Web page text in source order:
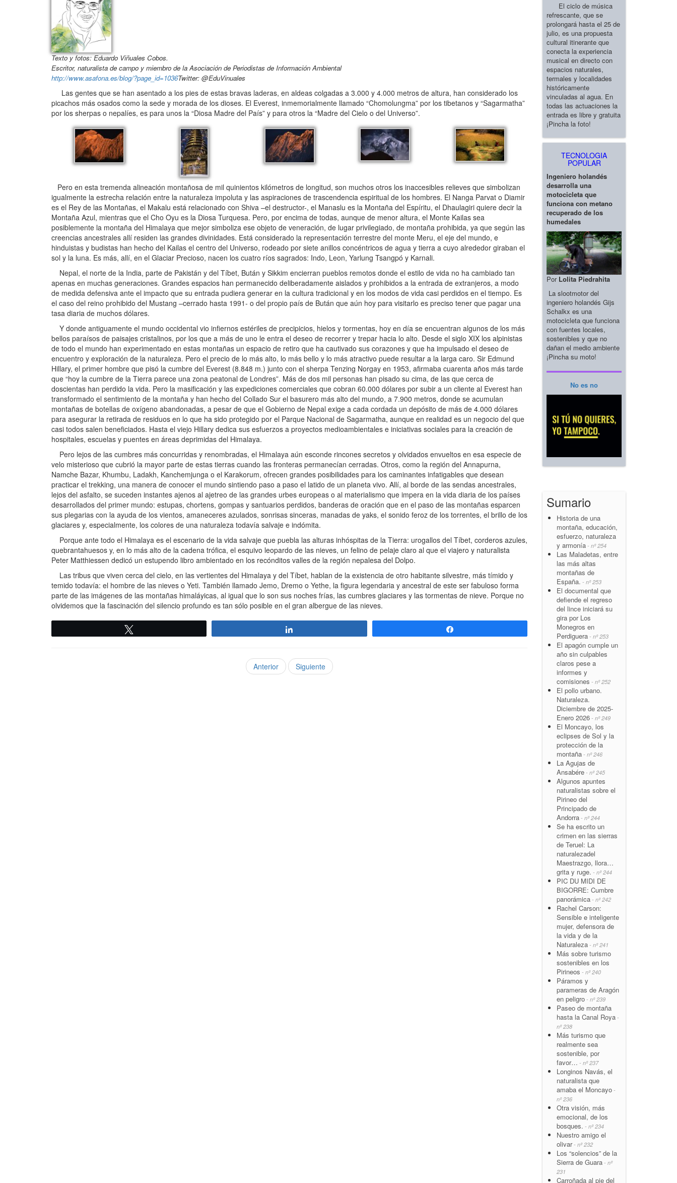
Texto y fotos: Eduardo Viñuales Cobos.
Escritor, naturalista de campo y miembro de la Asociación de Periodistas de Información Ambiental
http://www.asafona.es/blog/?page_id=1036Twitter: @EduVinuales
Las gentes que se han asentado a los pies de estas bravas laderas, en aldeas colgadas a 3.000 y 4.000 metros de altura, han considerado los
picachos más osados como la sede y morada de los dioses. El Everest, inmemorialmente llamado “Chomolungma” por los tibetanos y “Sagarmatha”
por los sherpas o nepalíes, es para unos la “Diosa Madre del País” y para otros la “Madre del Cielo o del Universo”.
Pero en esta tremenda alineación montañosa de mil quinientos kilómetros de longitud, son muchos otros los inaccesibles relieves que simbolizan
igualmente la estrecha relación entre la naturaleza impoluta y las aspiraciones de trascendencia espiritual de los hombres. El Nanga Parvat o Diamir
es el Rey de las Montañas, el Makalu está relacionado con Shiva –el destructor-, el Manaslu es la Montaña del Espíritu, el Dhaulagiri quiere decir la
Montaña Azul, mientras que el Cho Oyu es la Diosa Turquesa. Pero, por encima de todas, aunque de menor altura, el Monte Kailas sea
posiblemente la montaña del Himalaya que mejor simboliza ese objeto de veneración, de lugar privilegiado, de montaña prohibida, ya que según las
creencias ancestrales allí residen las grandes divinidades. Está considerado la representación terrestre del monte Meru, el eje del mundo, e
hinduistas y budistas han hecho del Kailas el centro del Universo, rodeado por siete anillos concéntricos de agua y tierra a cuyo alrededor giraban el
sol y la luna. Es más, allí, en el Glaciar Precioso, nacen los cuatro ríos sagrados: Indo, Leon, Yarlung Tsangpó y Karnali.
Nepal, el norte de la India, parte de Pakistán y del Tíbet, Bután y Sikkim encierran pueblos remotos donde el estilo de vida no ha cambiado tan
apenas en muchas generaciones. Grandes espacios han permanecido deliberadamente aislados y prohibidos a la entrada de extranjeros, a modo
de medida defensiva ante el impacto que su entrada pudiera generar en la cultura tradicional y en los modos de vida casi perdidos en el tiempo. Es
el caso del reino prohibido del Mustang –cerrado hasta 1991- o del propio país de Bután que aún hoy para visitarlo es preciso tener que pagar una
tasa diaria de muchos dólares.
Y donde antiguamente el mundo occidental vio infiernos estériles de precipicios, hielos y tormentas, hoy en día se encuentran algunos de los más
bellos paraísos de paisajes cristalinos, por los que a más de uno le entra el deseo de recorrer y trepar hacia lo alto. Desde el siglo XIX los alpinistas
de todo el mundo han experimentado en estas montañas un espacio de retiro que ha cautivado sus corazones y que ha impulsado el deseo de
encuentro y exploración de la naturaleza. Pero el precio de lo más alto, lo más bello y lo más atractivo puede resultar a la larga caro. Sir Edmund
Hillary, el primer hombre que pisó la cumbre del Everest (8.848 m.) junto con el sherpa Tenzing Norgay en 1953, afirmaba cuarenta años más tarde
que “hoy la cumbre de la Tierra parece una zona peatonal de Londres”. Más de dos mil personas han pisado su cima, de las que cerca de
doscientas han perdido la vida. Pero la masificación y las expediciones comerciales que cobran 60.000 dólares por subir a un cliente al Everest han
transformado el sentimiento de la montaña y han hecho del Collado Sur el basurero más alto del mundo, a 7.900 metros, donde se acumulan
montañas de botellas de oxígeno abandonadas, a pesar de que el Gobierno de Nepal exige a cada cordada un depósito de más de 4.000 dólares
para asegurar la retirada de residuos en lo que ha sido protegido por el Parque Nacional de Sagarmatha, aunque en realidad es un negocio del que
casi todos salen beneficiados. Hasta el viejo Hillary dedica sus esfuerzos a proyectos medioambientales e iniciativas sociales para la creación de
hospitales, escuelas y puentes en áreas deprimidas del Himalaya.
Pero lejos de las cumbres más concurridas y renombradas, el Himalaya aún esconde rincones secretos y olvidados envueltos en esa especie de
velo misterioso que cubrió la mayor parte de estas tierras cuando las fronteras permanecían cerradas. Otros, como la región del Annapurna,
Namche Bazar, Khumbu, Ladakh, Kanchemjunga o el Karakorum, ofrecen grandes posibilidades para los caminantes infatigables que desean
practicar el trekking, una manera de conocer el mundo sintiendo paso a paso el latido de un planeta vivo. Allí, al borde de las sendas ancestrales,
lejos del asfalto, se suceden instantes ajenos al ajetreo de las grandes urbes europeas o al materialismo que impera en la vida diaria de los países
desarrollados del primer mundo: estupas, chortens, gompas y santuarios perdidos, banderas de oración que en el paso de las montañas esparcen
sus plegarias con la ayuda de los vientos, amaneceres azulados, sonrisas sinceras, manadas de yaks, el sonido feroz de los torrentes, el brillo de los
glaciares y, especialmente, los colores de una naturaleza todavía salvaje e indómita.
Porque ante todo el Himalaya es el escenario de la vida salvaje que puebla las alturas inhóspitas de la Tierra: urogallos del Tíbet, corderos azules,
quebrantahuesos y, en lo más alto de la cadena trófica, el esquivo leopardo de las nieves, un felino de pelaje claro al que el viajero y naturalista
Peter Matthiessen dedicó un estupendo libro ambientado en los recónditos valles de la región nepalesa del Dolpo.
Las tribus que viven cerca del cielo, en las vertientes del Himalaya y del Tíbet, hablan de la existencia de otro habitante silvestre, más tímido y
temido todavía: el hombre de las nieves o Yeti. También llamado Jemo, Dremo o Yethe, la figura legendaria y ancestral de este ser fabuloso forma
parte de las imágenes de las montañas himaláyicas, al igual que lo son sus noches frías, las cumbres glaciares y las tormentas de nieve. Porque no
olvidemos que la fascinación del silencio profundo es tan sólo posible en el gran albergue de las nieves.
Anterior Siguiente
El ciclo de música
refrescante, que se
prolongará hasta el 25 de
julio, es una propuesta
cultural itinerante que
conecta la experiencia
musical en directo con
espacios naturales,
termales y localidades
históricamente
vinculadas al agua. En
todas las actuaciones la
entrada es libre y gratuita
¡Pincha la foto!
TECNOLOGIA
POPULAR
Ingeniero holandés
desarrolla una
motocicleta que
funciona con metano
recuperado de los
humedales
Por Lolita Piedrahita
La slootmotor del
ingeniero holandés Gijs
Schalkx es una
motocicleta que funciona
con fuentes locales,
sostenibles y que no
dañan el medio ambiente
¡Pincha su moto!
No es no
Sumario
Historia de una
montaña, educación,
esfuerzo, naturaleza
y armonía - nº 254
Las Maladetas, entre
las más altas
montañas de
España. - nº 253
El documental que
defiende el regreso
del lince iniciará su
gira por Los
Monegros en
Perdiguera - nº 253
El apagón cumple un
año sin culpables
claros pese a
informes y
comisiones - nº 252
El pollo urbano.
Naturaleza.
Diciembre de 2025-
Enero 2026 - nº 249
El Moncayo, los
eclipses de Sol y la
protección de la
montaña - nº 246
La Agujas de
Ansabére - nº 245
Algunos apuntes
naturalistas sobre el
Pirineo del
Principado de
Andorra - nº 244
Se ha escrito un
crimen en las sierras
de Teruel: La
naturalezadel
Maestrazgo, llora…
grita y ruge. - nº 244
PIC DU MIDI DE
BIGORRE: Cumbre
panorámica - nº 242
Rachel Carson:
Sensible e inteligente
mujer, defensora de
la vida y de la
Naturaleza - nº 241
Más sobre turismo
sostenibles en los
Pirineos - nº 240
Páramos y
parameras de Aragón
en peligro - nº 239
Paseo de montaña
hasta la Canal Roya -
nº 238
Más turismo que
realmente sea
sostenible, por
favor… - nº 237
Longinos Navás, el
naturalista que
amaba el Moncayo -
nº 236
Otra visión, más
emocional, de los
bosques. - nº 234
Nuestro amigo el
olivar- nº 232
Los “solencios” de la
Sierra de Guara - nº
231
Carroñada al pie del